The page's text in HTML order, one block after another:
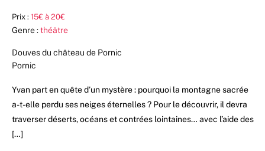
Prix : 15€ à 20€
Genre :théâtre
Douves du château de Pornic
Pornic
Yvan part en quête d’un mystère : pourquoi la montagne sacrée
a-t-elle perdu ses neiges éternelles ? Pour le découvrir, il devra
traverser déserts, océans et contrées lointaines… avec l’aide des
[…]